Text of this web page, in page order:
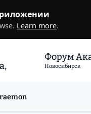
Learn more.
Форум
Новосибирск